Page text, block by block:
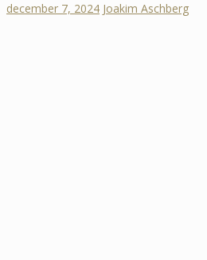
december 7, 2024 Joakim Aschberg